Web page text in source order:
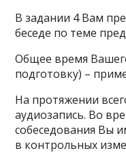
В задании 4 Вам
беседе по теме
Общее время
подготовку) –
На протяжении
аудиозапись. Во
собеседования Вы
в контрольных